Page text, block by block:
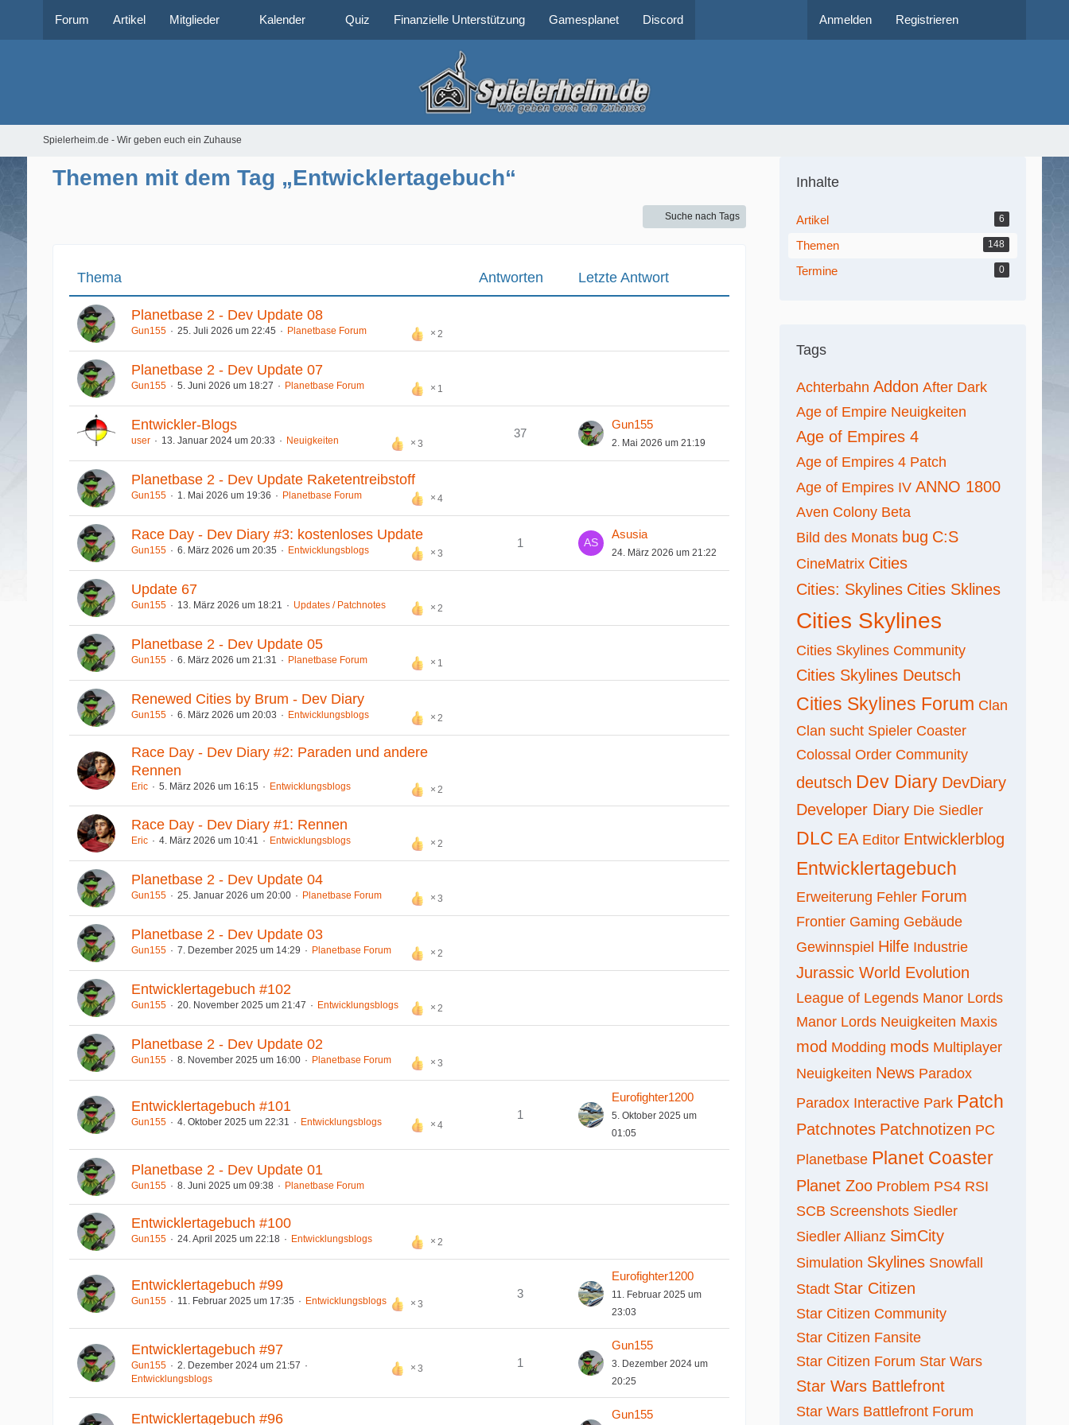
Forum Artikel Mitglieder Kalender Quiz Finanzielle Unterstützung Gamesplanet Discord Anmelden Registrieren
Spielerheim.de - Wir geben euch ein Zuhause
Themen mit dem Tag „Entwicklertagebuch“
Suche nach Tags
Thema Antworten Letzte Antwort
Planetbase 2 - Dev Update 08
2
Gun155 25. Juli 2026 um 22:45 Planetbase Forum
Planetbase 2 - Dev Update 07
1
Gun155 5. Juni 2026 um 18:27 Planetbase Forum
Entwickler-Blogs
3
user 13. Januar 2024 um 20:33 Neuigkeiten
37
Gun155
2. Mai 2026 um 21:19
Planetbase 2 - Dev Update Raketentreibstoff
4
Gun155 1. Mai 2026 um 19:36 Planetbase Forum
Race Day - Dev Diary #3: kostenloses Update
3
Gun155 6. März 2026 um 20:35 Entwicklungsblogs
1
Asusia
24. März 2026 um 21:22
Update 67
2
Gun155 13. März 2026 um 18:21 Updates / Patchnotes
Planetbase 2 - Dev Update 05
1
Gun155 6. März 2026 um 21:31 Planetbase Forum
Renewed Cities by Brum - Dev Diary
2
Gun155 6. März 2026 um 20:03 Entwicklungsblogs
Race Day - Dev Diary #2: Paraden und andere
Rennen
2
Eric 5. März 2026 um 16:15 Entwicklungsblogs
Race Day - Dev Diary #1: Rennen
2
Eric 4. März 2026 um 10:41 Entwicklungsblogs
Planetbase 2 - Dev Update 04
3
Gun155 25. Januar 2026 um 20:00 Planetbase Forum
Planetbase 2 - Dev Update 03
2
Gun155 7. Dezember 2025 um 14:29 Planetbase Forum
Entwicklertagebuch #102
2
Gun155 20. November 2025 um 21:47 Entwicklungsblogs
Planetbase 2 - Dev Update 02
3
Gun155 8. November 2025 um 16:00 Planetbase Forum
Entwicklertagebuch #101
4
Gun155 4. Oktober 2025 um 22:31 Entwicklungsblogs
1
Eurofighter1200
5. Oktober 2025 um
01:05
Planetbase 2 - Dev Update 01
Gun155 8. Juni 2025 um 09:38 Planetbase Forum
Entwicklertagebuch #100
2
Gun155 24. April 2025 um 22:18 Entwicklungsblogs
Entwicklertagebuch #99
3
Gun155 11. Februar 2025 um 17:35 Entwicklungsblogs
3
Eurofighter1200
11. Februar 2025 um
23:03
Entwicklertagebuch #97
3
Gun155
2. Dezember 2024 um 21:57
Entwicklungsblogs
1
Gun155
3. Dezember 2024 um
20:25
Entwicklertagebuch #96 Gun155
Inhalte
Artikel 6
Themen 148
Termine 0
Tags
Achterbahn Addon After Dark
Age of Empire Neuigkeiten
Age of Empires 4
Age of Empires 4 Patch
Age of Empires IV ANNO 1800
Aven Colony Beta
Bild des Monats bug C:S
CineMatrix Cities
Cities: Skylines Cities Sklines
Cities Skylines
Cities Skylines Community
Cities Skylines Deutsch
Cities Skylines Forum Clan
Clan sucht Spieler Coaster
Colossal Order Community
deutsch Dev Diary DevDiary
Developer Diary Die Siedler
DLC EA Editor Entwicklerblog
Entwicklertagebuch
Erweiterung Fehler Forum
Frontier Gaming Gebäude
Gewinnspiel Hilfe Industrie
Jurassic World Evolution
League of Legends Manor Lords
Manor Lords Neuigkeiten Maxis
mod Modding mods Multiplayer
Neuigkeiten News Paradox
Paradox Interactive Park Patch
Patchnotes Patchnotizen PC
Planetbase Planet Coaster
Planet Zoo Problem PS4 RSI
SCB Screenshots Siedler
Siedler Allianz SimCity
Simulation Skylines Snowfall
Stadt Star Citizen
Star Citizen Community
Star Citizen Fansite
Star Citizen Forum Star Wars
Star Wars Battlefront
Star Wars Battlefront Forum